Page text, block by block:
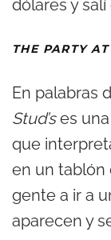
dólares y
THE PARTY
En palabras
Stud’ses
que
en un tablón
gente a ir a
aparecen y